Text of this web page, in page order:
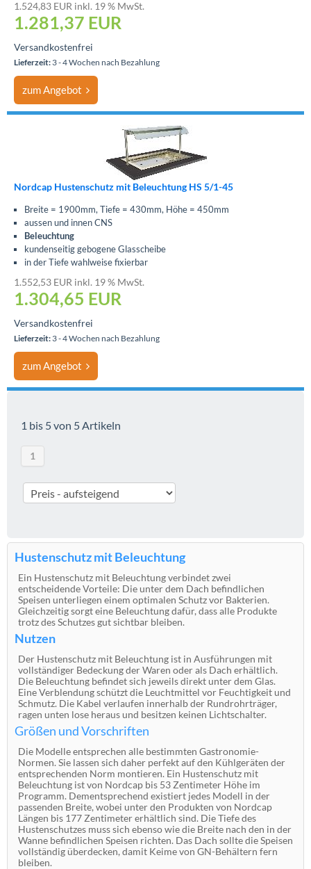
1.524,83 EUR inkl. 19 % MwSt.
1.281,37 EUR
Versandkostenfrei
Lieferzeit: 3 - 4 Wochen nach Bezahlung
zum Angebot
Nordcap Hustenschutz mit Beleuchtung HS 5/1-45
Breite = 1900mm, Tiefe = 430mm, Höhe = 450mm
aussen und innen CNS
Beleuchtung
kundenseitig gebogene Glasscheibe
in der Tiefe wahlweise fixierbar
1.552,53 EUR inkl. 19 % MwSt.
1.304,65 EUR
Versandkostenfrei
Lieferzeit: 3 - 4 Wochen nach Bezahlung
zum Angebot
1 bis 5 von 5 Artikeln
1
Hustenschutz mit Beleuchtung
Ein Hustenschutz mit Beleuchtung verbindet zwei
entscheidende Vorteile: Die unter dem Dach befindlichen
Speisen unterliegen einem optimalen Schutz vor Bakterien.
Gleichzeitig sorgt eine Beleuchtung dafür, dass alle Produkte
trotz des Schutzes gut sichtbar bleiben.
Nutzen
Der Hustenschutz mit Beleuchtung ist in Ausführungen mit
vollständiger Bedeckung der Waren oder als Dach erhältlich.
Die Beleuchtung befindet sich jeweils direkt unter dem Glas.
Eine Verblendung schützt die Leuchtmittel vor Feuchtigkeit und
Schmutz. Die Kabel verlaufen innerhalb der Rundrohrträger,
ragen unten lose heraus und besitzen keinen Lichtschalter.
Größen und Vorschriften
Die Modelle entsprechen alle bestimmten Gastronomie-
Normen. Sie lassen sich daher perfekt auf den Kühlgeräten der
entsprechenden Norm montieren. Ein Hustenschutz mit
Beleuchtung ist von Nordcap bis 53 Zentimeter Höhe im
Programm. Dementsprechend existiert jedes Modell in der
passenden Breite, wobei unter den Produkten von Nordcap
Längen bis 177 Zentimeter erhältlich sind. Die Tiefe des
Hustenschutzes muss sich ebenso wie die Breite nach den in der
Wanne befindlichen Speisen richten. Das Dach sollte die Speisen
vollständig überdecken, damit Keime von GN-Behältern fern
bleiben.